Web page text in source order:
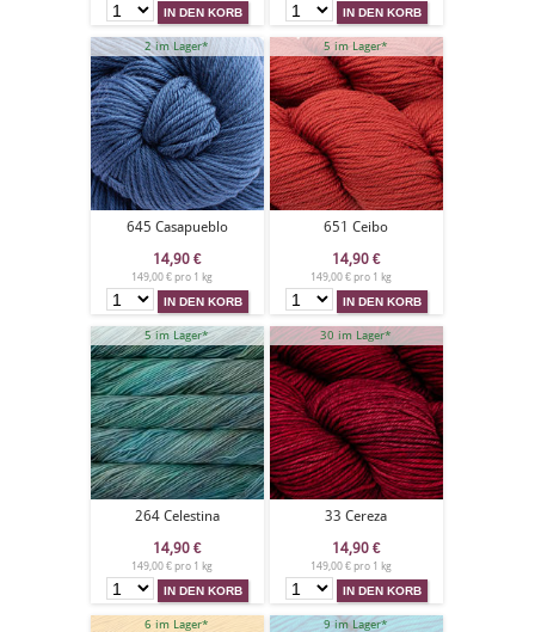
2 im Lager*
645 Casapueblo
14,90 €
149,00 € pro 1 kg
5 im Lager*
651 Ceibo
14,90 €
149,00 € pro 1 kg
5 im Lager*
264 Celestina
14,90 €
149,00 € pro 1 kg
30 im Lager*
33 Cereza
14,90 €
149,00 € pro 1 kg
6 im Lager* 9 im Lager*